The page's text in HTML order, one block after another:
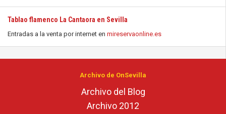
Tablao flamenco La Cantaora en Sevilla
Entradas a la venta por internet en mireservaonline.es
Archivo de OnSevilla
Archivo del Blog
Archivo 2012